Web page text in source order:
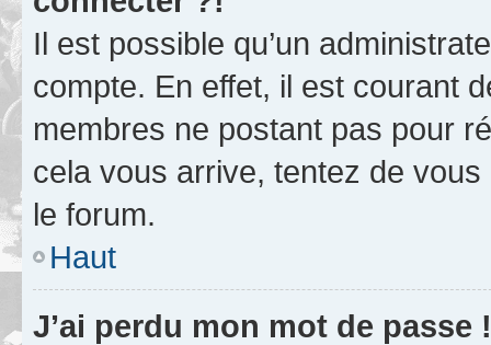
Il est possible qu’un
compte. En effet, il est courant
membres ne postant pas pour
cela vous arrive, tentez de
le forum.
Haut
J’ai perdu mon mot de passe !